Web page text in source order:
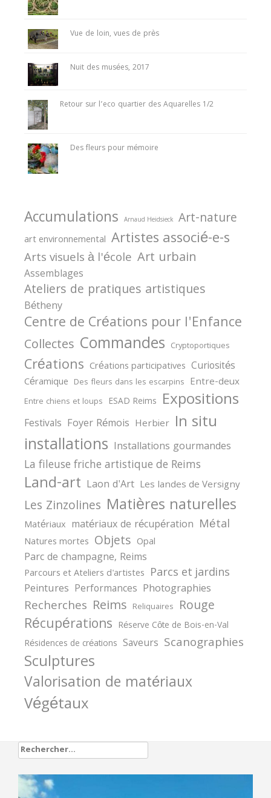
Vue de loin, vues de près
Nuit des musées, 2017
Retour sur l’eco quartier des Aquarelles 1/2
Des fleurs pour mémoire
Accumulations Arnaud Heidsieck Art-nature
art environnemental Artistes associé-e-s
Arts visuels à l'école Art urbain
Assemblages
Ateliers de pratiques artistiques
Bétheny
Centre de Créations pour l'Enfance
Collectes Commandes Cryptoportiques
Créations Créations participatives Curiosités
Céramique Des fleurs dans les escarpins Entre-deux
Entre chiens et loups ESAD Reims Expositions
Festivals Foyer Rémois Herbier In situ
installations Installations gourmandes
La fileuse friche artistique de Reims
Land-art Laon d'Art Les landes de Versigny
Les Zinzolines Matières naturelles
Matériaux matériaux de récupération Métal
Natures mortes Objets Opal
Parc de champagne, Reims
Parcours et Ateliers d'artistes Parcs et jardins
Peintures Performances Photographies
Recherches Reims Reliquaires Rouge
Récupérations Réserve Côte de Bois-en-Val
Résidences de créations Saveurs Scanographies
Sculptures
Valorisation de matériaux
Végétaux
Rechercher :